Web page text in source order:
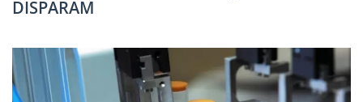
DISPARAM